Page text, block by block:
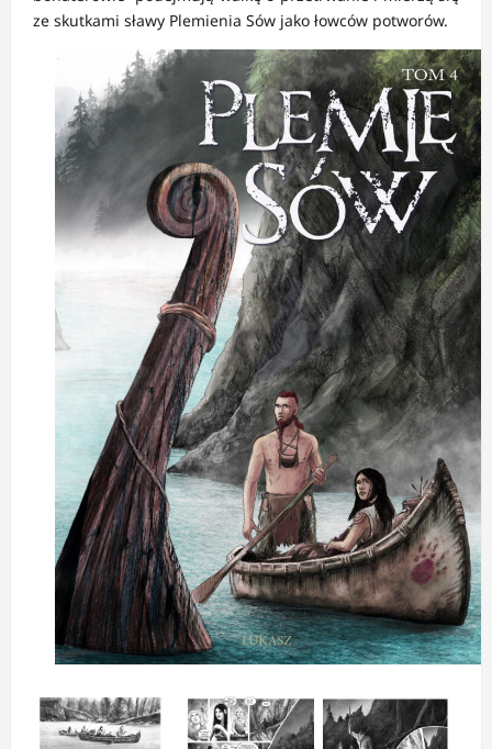
ze skutkami sławy Plemienia Sów jako łowców potworów.